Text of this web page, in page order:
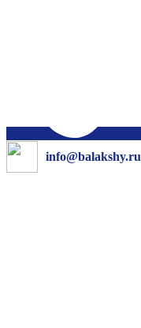
info@balakshy.ru